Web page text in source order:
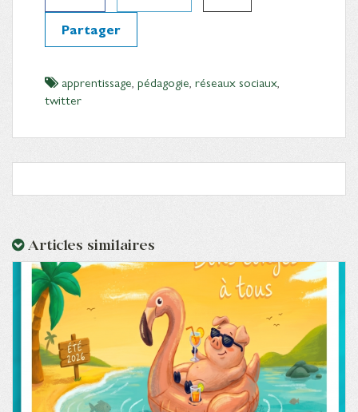
Partager
apprentissage, pédagogie, réseaux sociaux,
twitter
Articles similaires